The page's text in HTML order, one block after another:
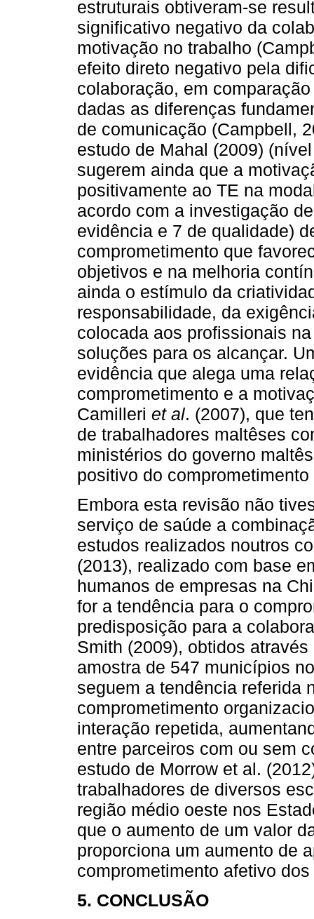
estruturais obtiveram-se
significativo negativo da
motivação no trabalho
efeito direto negativo pela
colaboração, em
dadas as diferenças
de comunicação (Campbell,
estudo de Mahal (2009)
sugerem ainda que a
positivamente ao TE na
acordo com a investigação
evidência e 7 de qualidade)
comprometimento que
objetivos e na melhoria
ainda o estímulo da
responsabilidade, da
colocada aos profissionais
soluções para os alcançar.
evidência que alega uma
comprometimento e a
Camilleri et al. (2007), que
de trabalhadores maltêses
ministérios do governo
positivo do
Embora esta revisão não
serviço de saúde a
estudos realizados noutros
(2013), realizado com base
humanos de empresas na
for a tendência para o
predisposição para a
Smith (2009), obtidos
amostra de 547 municípios
seguem a tendência referida
comprometimento
interação repetida,
entre parceiros com ou sem
estudo de Morrow et al.
trabalhadores de diversos
região médio oeste nos
que o aumento de um valor
proporciona um aumento de
comprometimento afetivo
5. CONCLUSÃO